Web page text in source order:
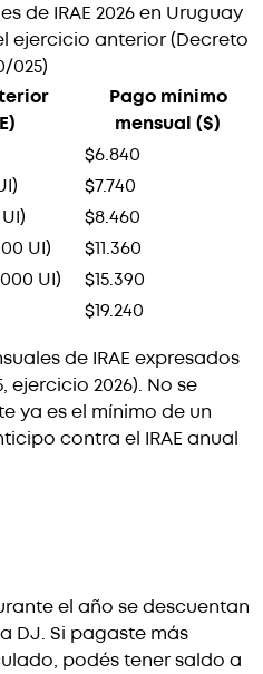
de IRAE 2026 en Uruguay
ejercicio anterior (Decreto
025)
Pago mínimo
mensual ($)
$6.840
$7.740
$8.460
UI)
$11.360
UI)
$15.390
$19.240
de IRAE expresados
ejercicio 2026). No se
ya es el mínimo de un
contra el IRAE anual
el año se descuentan
DJ. Si pagaste más
podés tener saldo a